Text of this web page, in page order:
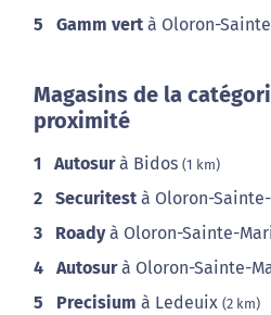
5 Gamm vert à Oloron-
Magasins de la
proximité
1 Autosurà Bidos (1 km)
2 Securitest à Oloron-
3 Roadyà Oloron-Sainte-
4 Autosurà Oloron-Sainte-
5 Precisium à Ledeuix (2 km)